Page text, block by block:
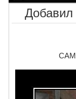
Добавил